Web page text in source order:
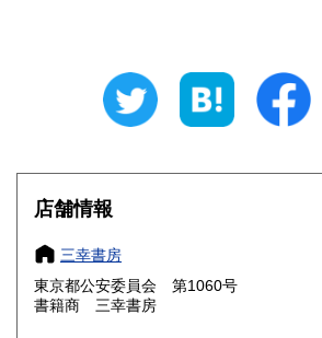
300円 三重県
大阪府
奈良県
鳥取県 300円
店舗情報
三幸書房
東京都公安委員会 第1060号
書籍商 三幸書房